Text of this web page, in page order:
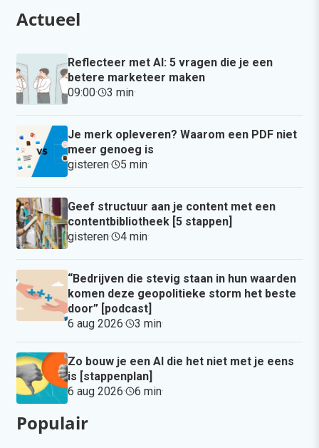
Actueel
Reflecteer met AI: 5 vragen die je een
betere marketeer maken
09:00· 3 min·
Je merk opleveren? Waarom een PDF niet
meer genoeg is
gisteren· 5 min·
Geef structuur aan je content met een
contentbibliotheek [5 stappen]
gisteren· 4 min·
“Bedrijven die stevig staan in hun waarden
komen deze geopolitieke storm het beste
door” [podcast]
6 aug 2026· 3 min·
Zo bouw je een AI die het niet met je eens
is [stappenplan]
6 aug 2026· 6 min·
Populair